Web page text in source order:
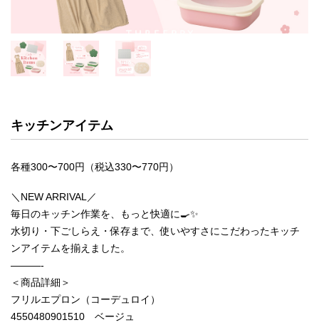
キッチンアイテム
各種300〜700円（税込330〜770円）
＼NEW ARRIVAL／
毎日のキッチン作業を、もっと快適に🍳✨
水切り・下ごしらえ・保存まで、使いやすさにこだわったキッチ
ンアイテムを揃えました。
———-
＜商品詳細＞
フリルエプロン（コーデュロイ）
4550480901510 ベージュ